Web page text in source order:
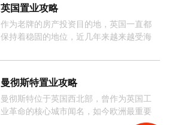
英国置业攻略
作为老牌的房产投资目的地，英国一直都
保持着稳固的地位，近几年来越来越受海
曼彻斯特置业攻略
曼彻斯特位于英国西北部，曾作为英国工
业革命的核心城市闻名，如今欧洲最重要